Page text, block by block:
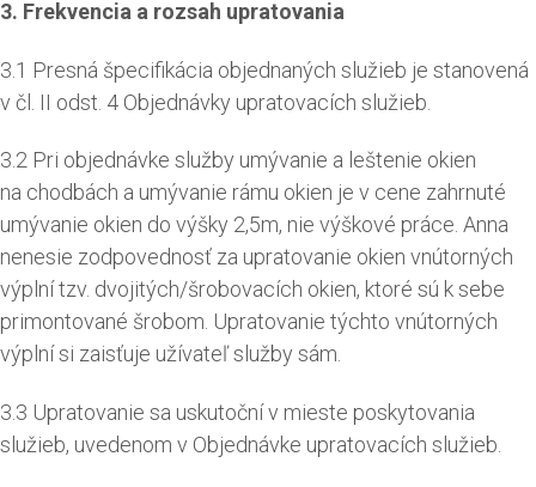
3. Frekvencia a rozsah upratovania
3.1 Presná špecifikácia objednaných služieb je stanovená
v čl. II odst. 4 Objednávky upratovacích služieb.
3.2 Pri objednávke služby umývanie a leštenie okien
na chodbách a umývanie rámu okien je v cene zahrnuté
umývanie okien do výšky 2,5m, nie výškové práce. Anna
nenesie zodpovednosť za upratovanie okien vnútorných
výplní tzv. dvojitých/šrobovacích okien, ktoré sú k sebe
primontované šrobom. Upratovanie týchto vnútorných
výplní si zaisťuje užívateľ služby sám.
3.3 Upratovanie sa uskutoční v mieste poskytovania
služieb, uvedenom v Objednávke upratovacích služieb.